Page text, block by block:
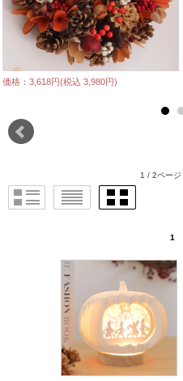
価格：3,618円(税込 3,980円)
1 / 2ページ
1